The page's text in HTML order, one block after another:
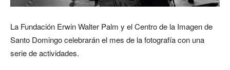
La Fundación Erwin Walter Palm y el Centro de la Imagen de
Santo Domingo celebrarán el mes de la fotografía con una
serie de actividades.